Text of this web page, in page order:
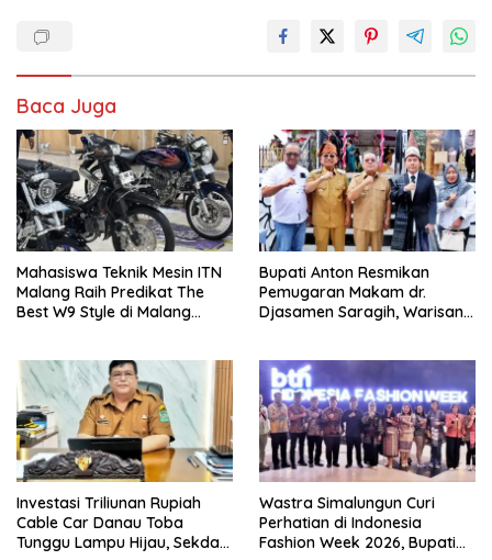
Baca Juga
Mahasiswa Teknik Mesin ITN
Malang Raih Predikat The
Best W9 Style di Malang
Bupati Anton Resmikan
Pemugaran Makam dr.
Djasamen Saragih, Warisan
Mendatang
Investasi Triliunan Rupiah
Cable Car Danau Toba
Tunggu Lampu Hijau, Sekda
Wastra Simalungun Curi
Perhatian di Indonesia
Fashion Week 2026, Bupati